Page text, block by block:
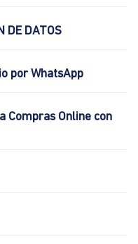
DE DATOS
por WhatsApp
Compras Online con